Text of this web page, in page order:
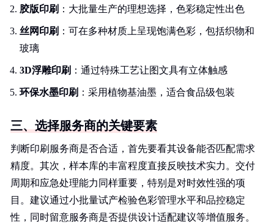
胶版印刷 ：大批量生产的理想选择，色彩稳定性出色
丝网印刷 ：可在多种材质上呈现饱满色彩，包括织物和
玻璃
3D浮雕印刷 ：通过特殊工艺让图文具有立体触感
环保水墨印刷 ：采用植物基油墨，适合食品级包装
三、选择服务商的关键要素
判断印刷服务商是否合适，首先要看其设备能否匹配需求
精度。其次，样本库的丰富程度直接反映技术实力。交付
周期和应急处理能力同样重要，特别是对时效性强的项
目。建议通过小批量试产检验色彩管理水平和品控稳定
性，同时留意服务商是否提供设计适配建议等增值服务。